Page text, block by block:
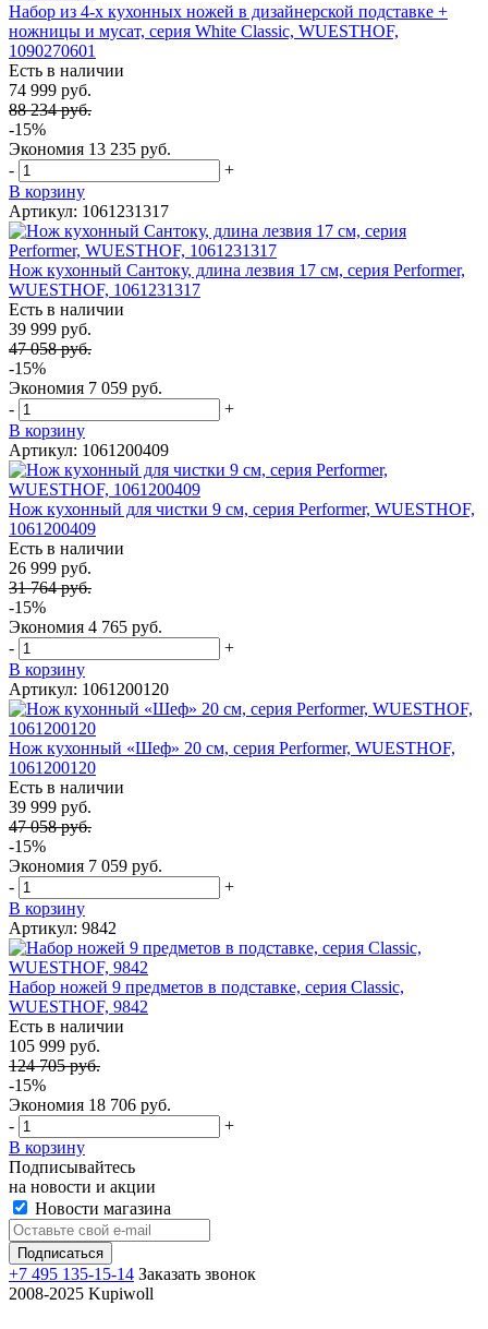
Набор из 4-х кухонных ножей в дизайнерской подставке +
ножницы и мусат, серия White Classic, WUESTHOF,
1090270601
Есть в наличии
74 999 руб.
88 234 руб.
-15%
Экономия 13 235 руб.
-
+
В корзину
Артикул: 1061231317
Нож кухонный Сантоку, длина лезвия 17 см, серия Performer,
WUESTHOF, 1061231317
Есть в наличии
39 999 руб.
47 058 руб.
-15%
Экономия 7 059 руб.
-
+
В корзину
Артикул: 1061200409
Нож кухонный для чистки 9 см, серия Performer, WUESTHOF,
1061200409
Есть в наличии
26 999 руб.
31 764 руб.
-15%
Экономия 4 765 руб.
-
+
В корзину
Артикул: 1061200120
Нож кухонный «Шеф» 20 см, серия Performer, WUESTHOF,
1061200120
Есть в наличии
39 999 руб.
47 058 руб.
-15%
Экономия 7 059 руб.
-
+
В корзину
Артикул: 9842
Набор ножей 9 предметов в подставке, серия Classic,
WUESTHOF, 9842
Есть в наличии
105 999 руб.
124 705 руб.
-15%
Экономия 18 706 руб.
-
+
В корзину
Подписывайтесь
на новости и акции
Новости магазина
+7 495 135-15-14 Заказать звонок
2008-2025 Kupiwoll